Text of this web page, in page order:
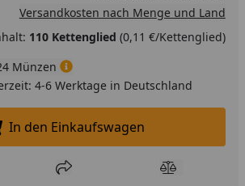
Versandkosten nach Menge und Land
110 Kettenglied (0,11 €/Kettenglied)
Münzen
4-6 Werktage in Deutschland
In den Einkaufswagen legen
In den Einkaufswagen
zur Wunschliste hinzufügen
Teilen Produkt